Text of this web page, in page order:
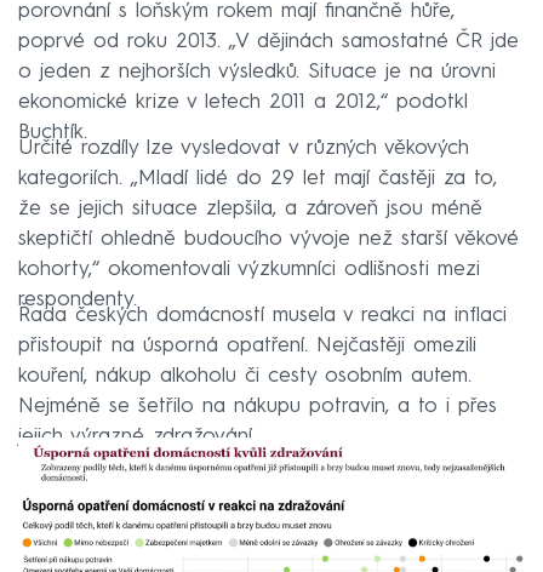
porovnání s loňským rokem mají finančně hůře,
poprvé od roku 2013. „V dějinách samostatné ČR jde
o jeden z nejhorších výsledků. Situace je na úrovni
ekonomické krize v letech 2011 a 2012,“ podotkl
Buchtík.
Určité rozdíly lze vysledovat v různých věkových
kategoriích. „Mladí lidé do 29 let mají častěji za to,
že se jejich situace zlepšila, a zároveň jsou méně
skeptičtí ohledně budoucího vývoje než starší věkové
kohorty,“ okomentovali výzkumníci odlišnosti mezi
respondenty.
Řada českých domácností musela v reakci na inflaci
přistoupit na úsporná opatření. Nejčastěji omezili
kouření, nákup alkoholu či cesty osobním autem.
Nejméně se šetřilo na nákupu potravin, a to i přes
jejich výrazné zdražování.